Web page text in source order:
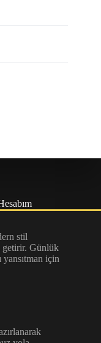
stil
getirir. Günlük
yansıtman için